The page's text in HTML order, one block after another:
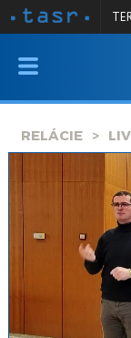
VYSIELANIE
KONTAKT
RELÁCIE